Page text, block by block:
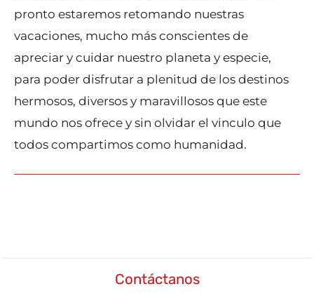
pronto estaremos retomando nuestras
vacaciones, mucho más conscientes de
apreciar y cuidar nuestro planeta y especie,
para poder disfrutar a plenitud de los destinos
hermosos, diversos y maravillosos que este
mundo nos ofrece y sin olvidar el vinculo que
todos compartimos como humanidad.
Contáctanos